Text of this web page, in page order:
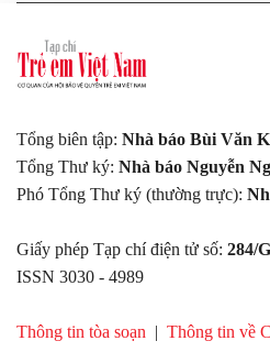
Tổng biên tập: Nhà báo Bùi Văn
Tổng Thư ký: Nhà báo Nguyễn
Phó Tổng Thư ký (thường trực):
Giấy phép Tạp chí điện tử số: 284/
ISSN 3030 - 4989
Thông tin tòa soạn | Thông tin về